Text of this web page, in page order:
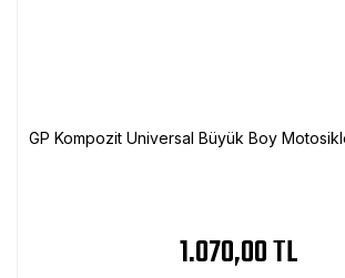
GP Kompozit Universal Büyük Boy
1.070,00 TL